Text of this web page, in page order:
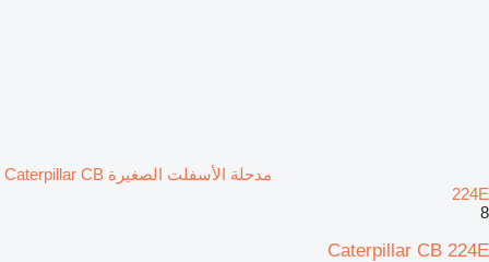
مدحلة الأسفلت الصغيرة Caterpillar CB
224E
8
Caterpillar CB 224E